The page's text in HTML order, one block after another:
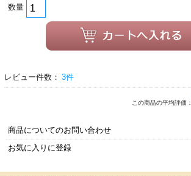
数量
レビュー件数： 3件
この商品の平均評価：
商品についてのお問い合わせ
お気に入りに登録